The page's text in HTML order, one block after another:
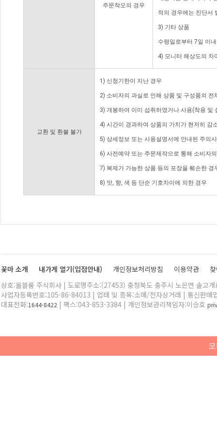
주문착오의 경우
적의 경우에는 진단서
3) 기타 상품
수령일로부터 7일 이
4) 모니터 해상도의 차
교환 및 환불 불가
1) 신청기한이 지난 경우
2) 소비자의 과실로 인해 상품 및 구성품의
3) 개봉하여 이미 섭취하였거나 사용(착용 및
4) 시간이 경과하여 상품의 가치가 현저히 감
5) 상세정보 또는 사용설명서에 안내된 주의
6) 사전예약 또는 주문제작으로 통해 소비자
7) 복제가 가능한 상품 등의 포장을 훼손한 경
8) 맛, 향, 색 등 단순 기호차이에 의한 경우
꽃마 소개 내가게 열기(입점안내) 개인정보처리방침 이용약관
상호:올블룸 주식회사 | 도로명주소:(27453) 충청북도 충주시 노은면 솔고
사업자등록번호:105-86-84013 | 업태 및 종목:소매/전자상거래 | 통신판매
대표전화:1644-8422 | 팩스:043-853-3384 | 개인정보관리책임자:이승호